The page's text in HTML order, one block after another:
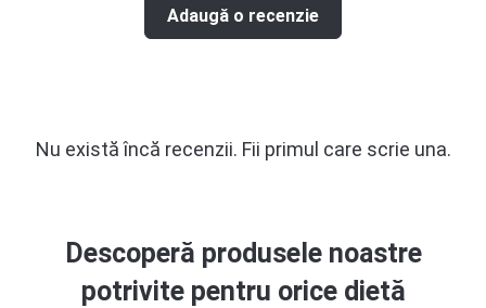
Adaugă o recenzie
Nu există încă recenzii. Fii primul care scrie una.
Descoperă produsele noastre
potrivite pentru orice dietă